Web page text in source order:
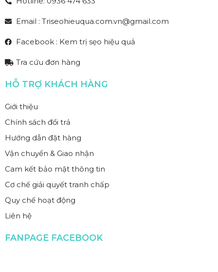
Email : Triseohieuqua.com.vn@gmail.com
Facebook : Kem trị sẹo hiệu quả
Tra cứu đơn hàng
HỖ TRỢ KHÁCH HÀNG
Giới thiệu
Chính sách đổi trả
Hướng dẫn đặt hàng
Vận chuyển & Giao nhận
Cam kết bảo mật thông tin
Cơ chế giải quyết tranh chấp
Quy chế hoạt động
Liên hệ
FANPAGE FACEBOOK